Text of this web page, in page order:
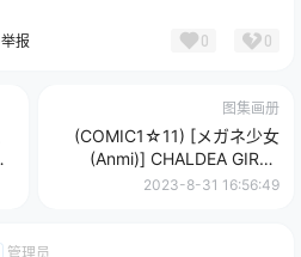
举报 0 0
图集画册
(COMIC1☆11) [メガネ少女
(Anmi)] CHALDEA GIRLS
COLLECTION (FateGrand
2023-8-31 16:56:49
管理员